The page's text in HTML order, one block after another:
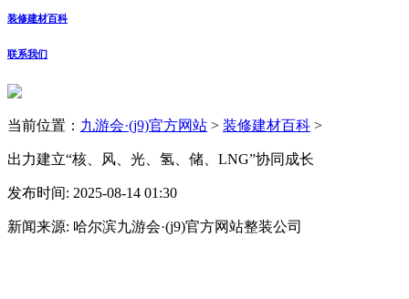
装修建材百科
联系我们
当前位置： 九游会·(j9)官方网站 > 装修建材百科 >
出力建立“核、风、光、氢、储、LNG”协同成长
发布时间: 2025-08-14 01:30
新闻来源: 哈尔滨九游会·(j9)官方网站整装公司